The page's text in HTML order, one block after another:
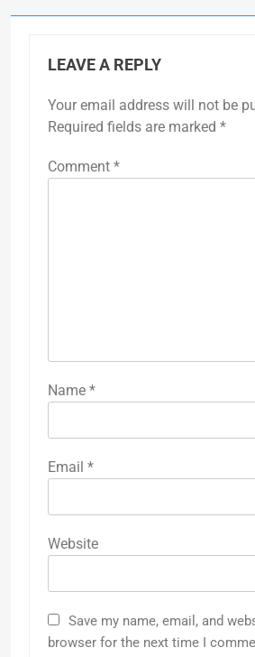
LEAVE A REPLY
Your email address will not be
Required fields are marked *
Comment *
Name *
Email *
Website
Save my name, email, and
browser for the next time I